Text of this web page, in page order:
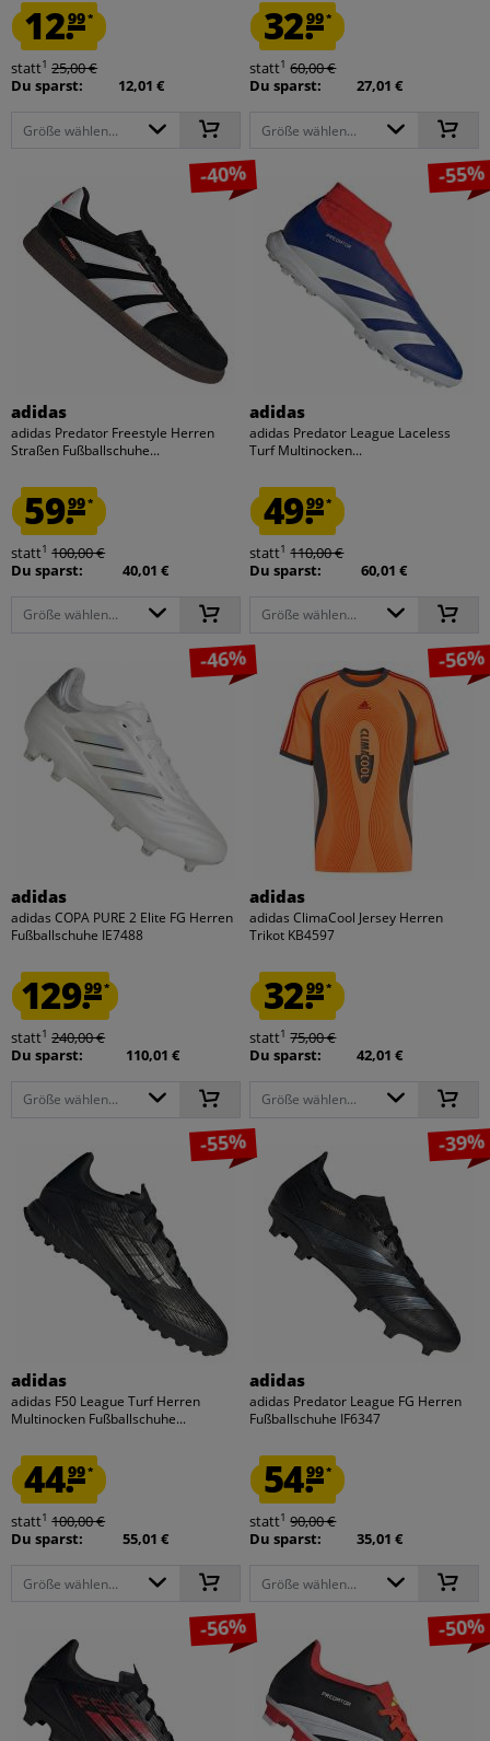
12.99*
statt1 25,00 €
Du sparst:
12,01 €
Größe wählen...
32.99*
statt1 60,00 €
Du sparst:
27,01 €
Größe wählen...
-40%
adidas
adidas Predator Freestyle Herren
Straßen Fußballschuhe...
59.99*
statt1 100,00 €
Du sparst:
40,01 €
Größe wählen...
-55%
adidas
adidas Predator League Laceless
Turf Multinocken...
49.99*
statt1 110,00 €
Du sparst:
60,01 €
Größe wählen...
-46%
adidas
adidas COPA PURE 2 Elite FG Herren
Fußballschuhe IE7488
129.99*
statt1 240,00 €
Du sparst:
110,01 €
Größe wählen...
-56%
adidas
adidas ClimaCool Jersey Herren
Trikot KB4597
32.99*
statt1 75,00 €
Du sparst:
42,01 €
Größe wählen...
-55%
adidas
adidas F50 League Turf Herren
Multinocken Fußballschuhe...
44.99*
statt1 100,00 €
Du sparst:
55,01 €
Größe wählen...
-39%
adidas
adidas Predator League FG Herren
Fußballschuhe IF6347
54.99*
statt1 90,00 €
Du sparst:
35,01 €
Größe wählen...
-56% -50%